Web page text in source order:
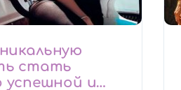
стать
успешной и